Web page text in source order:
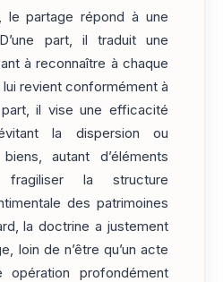
le partage répond à une
part, il traduit une
à reconnaître à chaque
revient conformément à
il vise une efficacité
la dispersion ou
autant d’éléments
la structure
des patrimoines
la doctrine a justement
loin de n’être qu’un acte
opération profondément